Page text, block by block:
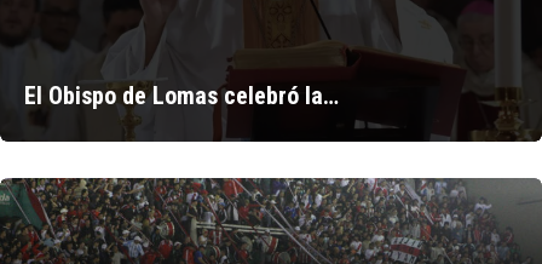
El Obispo de Lomas celebró la…